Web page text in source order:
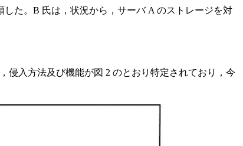
た。B 氏は，状況から，サーバ A のストレージを対
侵入方法及び機能が図 2 のとおり特定されており，今